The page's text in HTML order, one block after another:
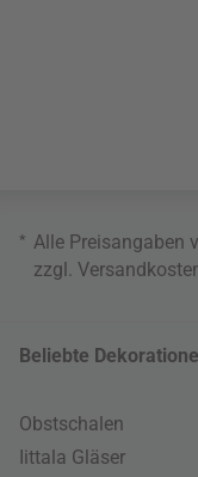
* Alle Preisangaben
zzgl.
Beliebte
Obstschalen
Iittala Gläser